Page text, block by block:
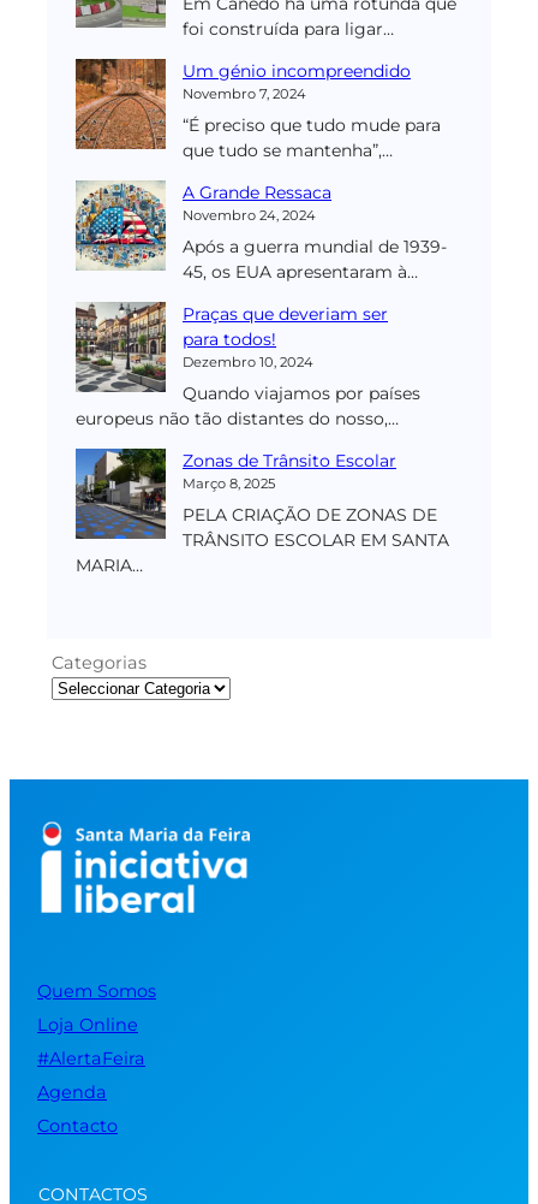
foi construída para ligar…
Um génio incompreendido
Novembro 7, 2024
“É preciso que tudo mude para
que tudo se mantenha”,…
A Grande Ressaca
Novembro 24, 2024
Após a guerra mundial de 1939-
45, os EUA apresentaram à…
Praças que deveriam ser
para todos!
Dezembro 10, 2024
Quando viajamos por países
europeus não tão distantes do nosso,…
Zonas de Trânsito Escolar
Março 8, 2025
PELA CRIAÇÃO DE ZONAS DE
TRÂNSITO ESCOLAR EM SANTA
MARIA…
Categorias
Quem Somos
Loja Online
#AlertaFeira
Agenda
Contacto
CONTACTOS